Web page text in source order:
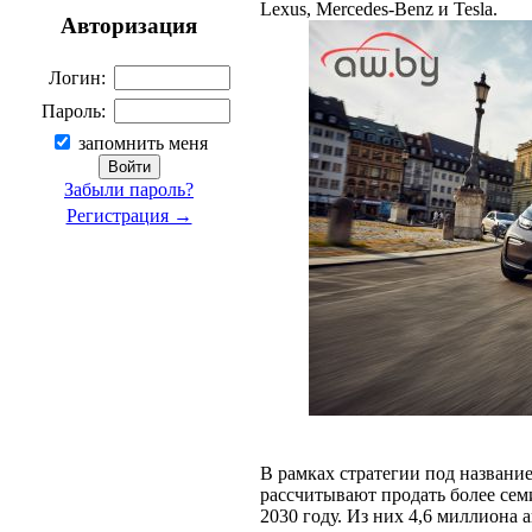
Авторизация
Логин:
Пароль:
запомнить меня
Забыли пароль?
Регистрация →
Lexus, Mercedes-Benz и Tesla.
В рамках стратегии под
рассчитывают продать более
2030 году. Из них 4,6 миллиона